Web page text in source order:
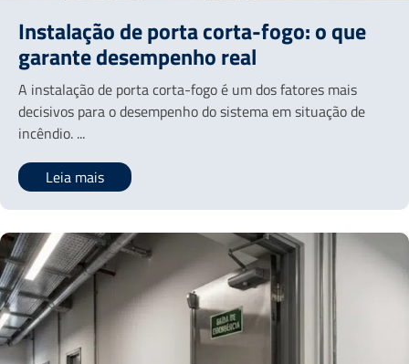
Instalação de porta corta-fogo: o que
garante desempenho real
A instalação de porta corta-fogo é um dos fatores mais
decisivos para o desempenho do sistema em situação de
incêndio. ...
Leia mais